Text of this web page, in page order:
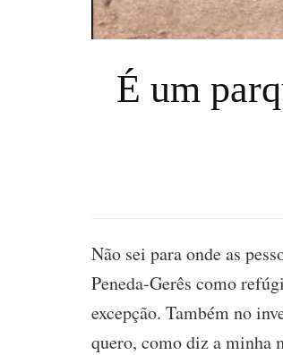
É um
Não sei para onde as
Peneda-Gerês como
excepção. Também no
quero, como diz a minha